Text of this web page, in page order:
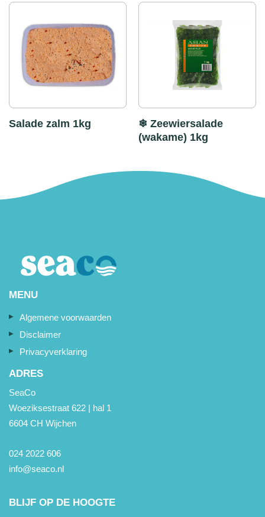
Salade zalm 1kg
❄ Zeewiersalade
(wakame) 1kg
MENU
Algemene voorwaarden
Disclaimer
Privacyverklaring
ADRES
SeaCo
Woeziksestraat 622 | hal 1
6604 CH Wijchen
024 2022 606
info@seaco.nl
BLIJF OP DE HOOGTE